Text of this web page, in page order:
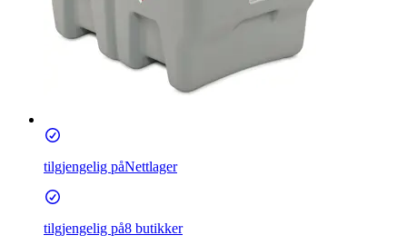
tilgjengelig påNettlager
tilgjengelig på8 butikker